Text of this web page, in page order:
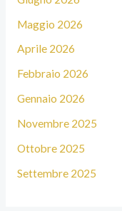
Maggio 2026
Aprile 2026
Febbraio 2026
Gennaio 2026
Novembre 2025
Ottobre 2025
Settembre 2025